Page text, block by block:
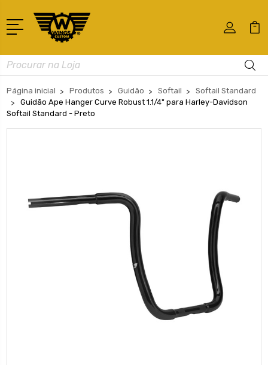
Busca
Página inicial Produtos Guidão Softail
Softail Standard
Guidão Ape Hanger Curve Robust 1.1/4" para Harley-Davidson
Softail Standard - Preto